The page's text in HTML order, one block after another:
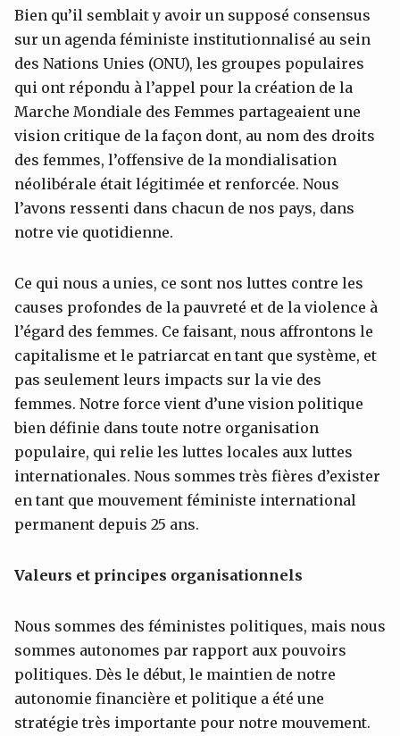
Bien qu’il semblait y avoir un supposé consensus
sur un agenda féministe institutionnalisé au sein
des Nations Unies (ONU), les groupes populaires
qui ont répondu à l’appel pour la création de la
Marche Mondiale des Femmes partageaient une
vision critique de la façon dont, au nom des droits
des femmes, l’offensive de la mondialisation
néolibérale était légitimée et renforcée. Nous
l’avons ressenti dans chacun de nos pays, dans
notre vie quotidienne.
Ce qui nous a unies, ce sont nos luttes contre les
causes profondes de la pauvreté et de la violence à
l’égard des femmes. Ce faisant, nous affrontons le
capitalisme et le patriarcat en tant que système, et
pas seulement leurs impacts sur la vie des
femmes. Notre force vient d’une vision politique
bien définie dans toute notre organisation
populaire, qui relie les luttes locales aux luttes
internationales. Nous sommes très fières d’exister
en tant que mouvement féministe international
permanent depuis 25 ans.
Valeurs et principes organisationnels
Nous sommes des féministes politiques, mais nous
sommes autonomes par rapport aux pouvoirs
politiques. Dès le début, le maintien de notre
autonomie financière et politique a été une
stratégie très importante pour notre mouvement.